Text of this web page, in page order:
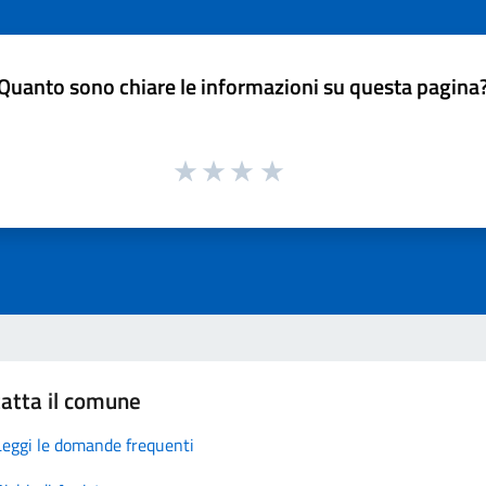
sono chiare le informazioni su questa
il comune
le domande frequenti